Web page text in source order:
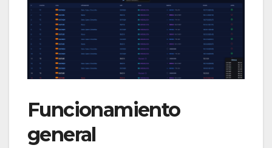
Funcionamiento
general